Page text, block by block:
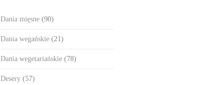
Dania mięsne (90)
Dania wegańskie (21)
Dania wegetariańskie (78)
Desery (57)